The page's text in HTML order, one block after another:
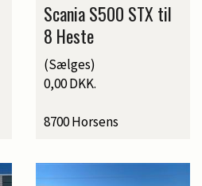
Scania S500 STX til
8 Heste
(Sælges)
0,00 DKK.
8700 Horsens